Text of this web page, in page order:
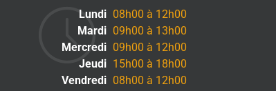
Lundi 08h00 à 12h00
Mardi 09h00 à 13h00
Mercredi 09h00 à 12h00
Jeudi 15h00 à 18h00
Vendredi 08h00 à 12h00